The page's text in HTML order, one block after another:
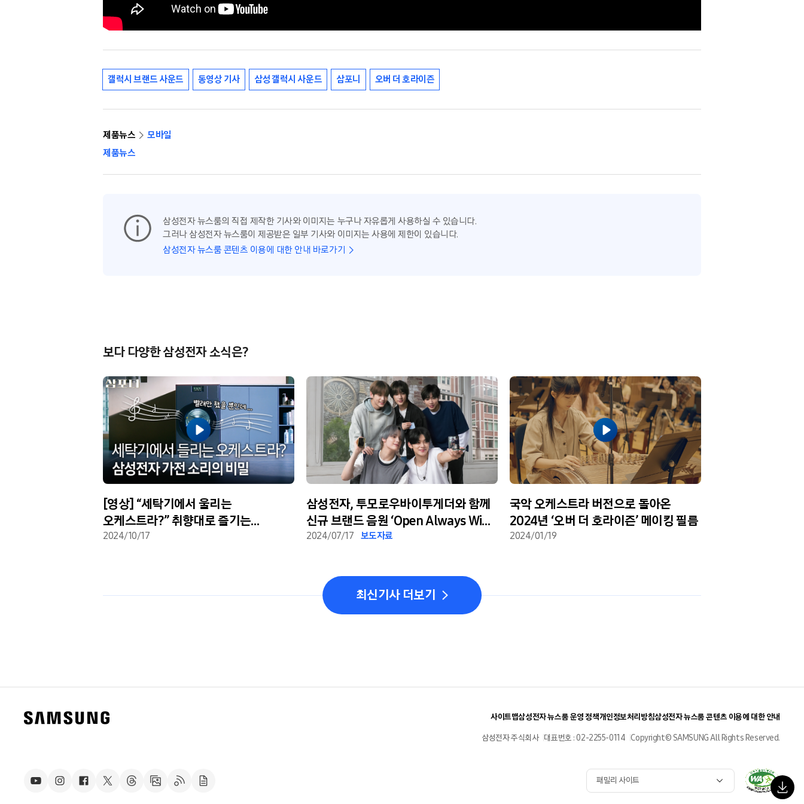
갤럭시 브랜드 사운드 동영상 기사 삼성 갤럭시 사운드 삼포니 오버 더 호라이즌
제품뉴스
모바일
제품뉴스
삼성전자 뉴스룸의 직접 제작한 기사와 이미지는 누구나 자유롭게 사용하실 수 있습니다.
그러나 삼성전자 뉴스룸이 제공받은 일부 기사와 이미지는 사용에 제한이 있습니다.
삼성전자 뉴스룸 콘텐츠 이용에 대한 안내 바로가기
보다 다양한 삼성전자 소식은?
[영상] “세탁기에서 울리는
오케스트라?” 취향대로 즐기는
삼성전자 가전 시그니처 사운드
2024/10/17
삼성전자, 투모로우바이투게더와 함께
신규 브랜드 음원 ‘Open Always Wins’
선보여
2024/07/17 보도자료
국악 오케스트라 버전으로 돌아온
2024년 ‘오버 더 호라이즌’ 메이킹 필름
2024/01/19
최신기사 더보기
사이트맵삼성전자 뉴스룸 운영 정책개인정보처리방침삼성전자 뉴스룸 콘텐츠 이용에 대한 안내
삼성전자 주식회사 대표번호 : 02-2255-0114 Copyright© SAMSUNG All Rights Reserved.
패밀리 사이트